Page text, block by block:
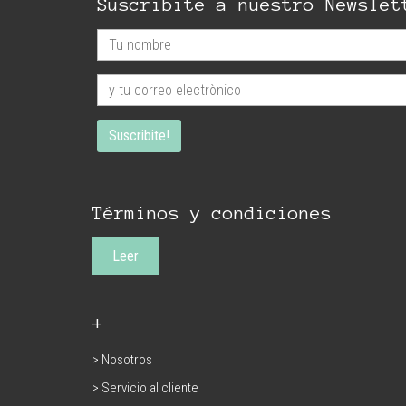
Suscribite a nuestro
Términos y condiciones
Leer
+
> Nosotros
> Servicio al cliente